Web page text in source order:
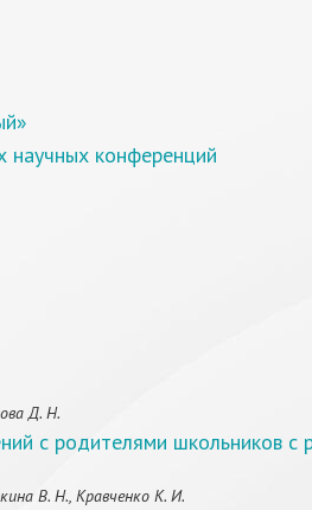
конференций
Д. Н.
с родителями школьников
В. Н., Кравченко К. И.